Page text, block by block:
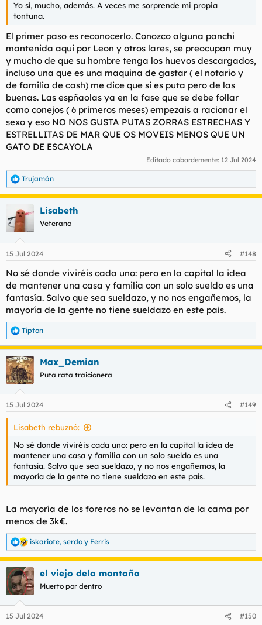
Yo sí, mucho, además. A veces me sorprende mi propia
tontuna.
El primer paso es reconocerlo. Conozco alguna panchi
mantenida aqui por Leon y otros lares, se preocupan muy
y mucho de que su hombre tenga los huevos descargados,
incluso una que es una maquina de gastar ( el notario y
de familia de cash) me dice que si es puta pero de las
buenas. Las espñaolas ya en la fase que se debe follar
como conejos ( 6 primeros meses) empezais a racionar el
sexo y eso NO NOS GUSTA PUTAS ZORRAS ESTRECHAS Y
ESTRELLITAS DE MAR QUE OS MOVEIS MENOS QUE UN
GATO DE ESCAYOLA
Editado cobardemente: 12 Jul 2024
R
e
a
c
i
e
:
Trujamán
Lisabeth
Veterano
15 Jul 2024 #148
No sé donde viviréis cada uno: pero en la capital la idea
de mantener una casa y familia con un solo sueldo es una
fantasía. Salvo que sea sueldazo, y no nos engañemos, la
mayoría de la gente no tiene sueldazo en este país.
R
e
a
c
c
i
e
s
Tipton
Max_Demian
Puta rata traicionera
15 Jul 2024 #149
Lisabeth rebuznó:
No sé donde viviréis cada uno: pero en la capital la idea de
mantener una casa y familia con un solo sueldo es una
fantasía. Salvo que sea sueldazo, y no nos engañemos, la
mayoría de la gente no tiene sueldazo en este país.
La mayoría de los foreros no se levantan de la cama por
menos de 3k€.
R
e
a
c
c
i
e
iskariote, serdo y Ferris
el viejo dela montaña
Muerto por dentro
15 Jul 2024 #150